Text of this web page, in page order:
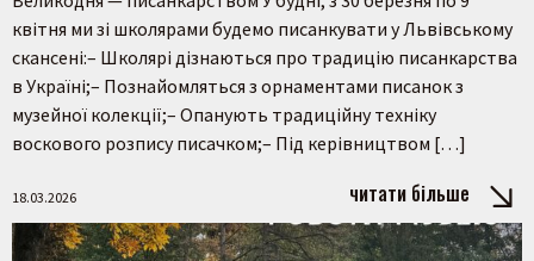
квітня ми зі школярами будемо писанкувати у Львівському
скансені:– Школярі дізнаються про традицію писанкарства
в Україні;– Познайомляться з орнаментами писанок з
музейної колекції;– Опанують традиційну техніку
воскового розпису писачком;– Під керівництвом […]
18.03.2026 читати більше